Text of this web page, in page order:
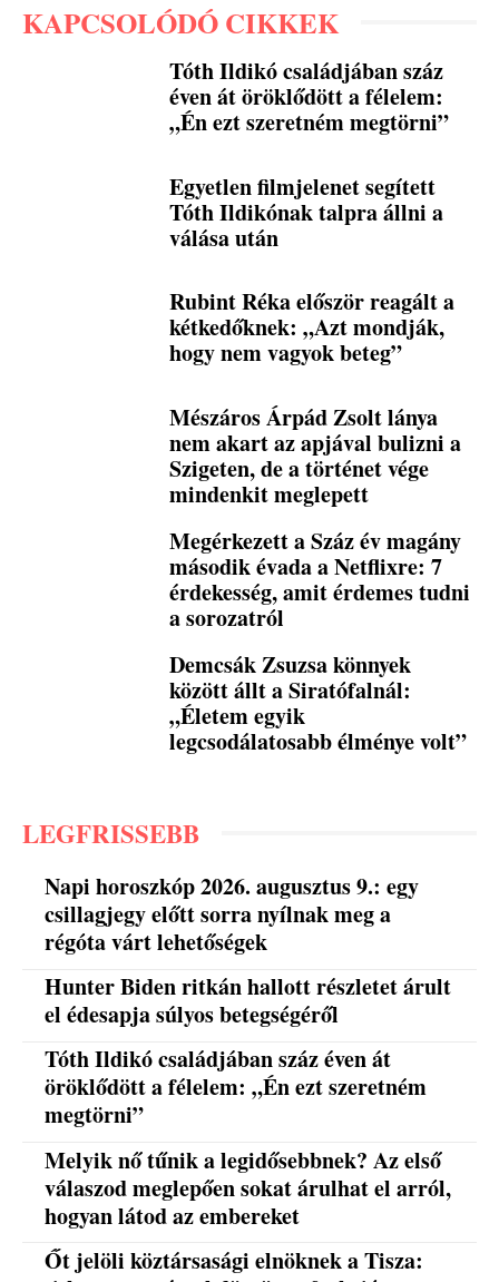
KAPCSOLÓDÓ CIKKEK
Tóth Ildikó családjában száz
éven át öröklődött a félelem:
„Én ezt szeretném megtörni”
Egyetlen filmjelenet segített
Tóth Ildikónak talpra állni a
válása után
Rubint Réka először reagált a
kétkedőknek: „Azt mondják,
hogy nem vagyok beteg”
Mészáros Árpád Zsolt lánya
nem akart az apjával bulizni a
Szigeten, de a történet vége
mindenkit meglepett
Megérkezett a Száz év magány
második évada a Netflixre: 7
érdekesség, amit érdemes tudni
a sorozatról
Demcsák Zsuzsa könnyek
között állt a Siratófalnál:
„Életem egyik
legcsodálatosabb élménye volt”
LEGFRISSEBB
Napi horoszkóp 2026. augusztus 9.: egy
csillagjegy előtt sorra nyílnak meg a
régóta várt lehetőségek
Hunter Biden ritkán hallott részletet árult
el édesapja súlyos betegségéről
Tóth Ildikó családjában száz éven át
öröklődött a félelem: „Én ezt szeretném
megtörni”
Melyik nő tűnik a legidősebbnek? Az első
válaszod meglepően sokat árulhat el arról,
hogyan látod az embereket
Őt jelöli köztársasági elnöknek a Tisza: